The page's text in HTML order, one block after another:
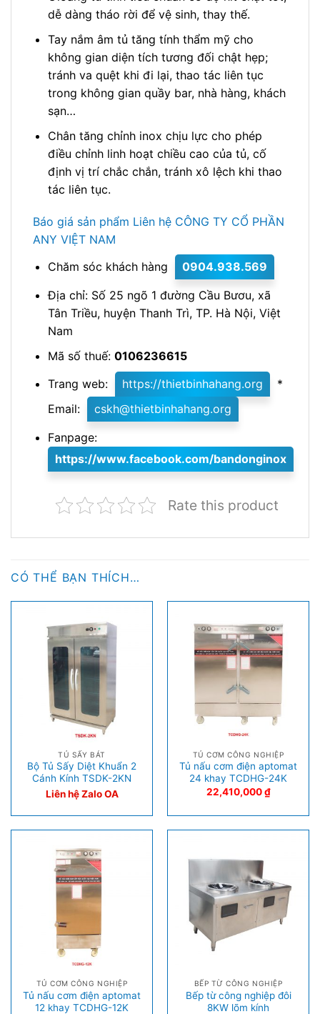
dễ dàng tháo rời để vệ sinh, thay thế.
Tay nắm âm tủ tăng tính thẩm mỹ cho
không gian diện tích tương đối chật hẹp;
tránh va quệt khi đi lại, thao tác liên tục
trong không gian quầy bar, nhà hàng, khách
sạn…
Chân tăng chỉnh inox chịu lực cho phép
điều chỉnh linh hoạt chiều cao của tủ, cố
định vị trí chắc chắn, tránh xô lệch khi thao
tác liên tục.
Báo giá sản phẩm Liên hệ CÔNG TY CỔ PHẦN
ANY VIỆT NAM
Chăm sóc khách hàng
0904.938.569
Địa chỉ: Số 25 ngõ 1 đường Cầu Bươu, xã
Tân Triều, huyện Thanh Trì, TP. Hà Nội, Việt
Nam
Mã số thuế: 0106236615
Trang web:
https://thietbinhahang.org
*
Email:
cskh@thietbinhahang.org
Fanpage:
https://www.facebook.com/bandonginox
Rate this product
CÓ THỂ BẠN THÍCH…
TỦ SẤY BÁT
Bộ Tủ Sấy Diệt Khuẩn 2
Cánh Kính TSDK-2KN
Liên hệ Zalo OA
TỦ CƠM CÔNG NGHIỆP
Tủ nấu cơm điện aptomat
24 khay TCDHG-24K
22,410,000₫
TỦ CƠM CÔNG NGHIỆP
Tủ nấu cơm điện aptomat
12 khay TCDHG-12K
BẾP TỪ CÔNG NGHIỆP
Bếp từ công nghiệp đôi
8KW lõm kính